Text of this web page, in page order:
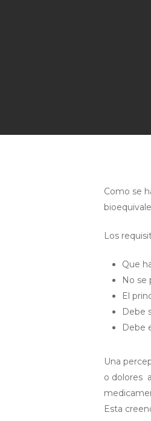
Como se
Los
Que
No se
El
Debe
Debe
Una
o dolores
Esta